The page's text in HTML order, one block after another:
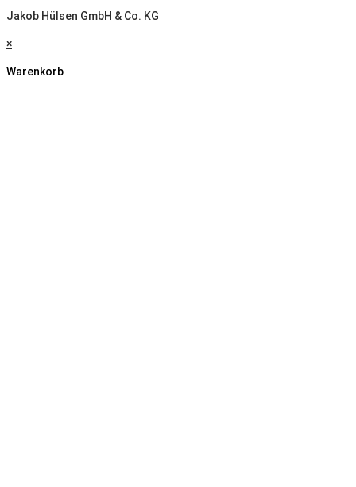
Jakob Hülsen GmbH & Co. KG
×
Warenkorb